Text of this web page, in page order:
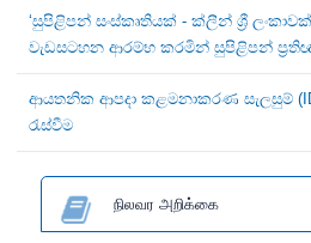
‘සුපිළිපන් සංස්කෘතියක් - ක්ලීන් ශ්‍රී
වැඩසටහන ආරම්භ කරමින් සුපිළිපන්
ආයතනික ආපදා කළමනාකරණ සැලසුම්
රැස්වීම
நிலவர அறிக்கை